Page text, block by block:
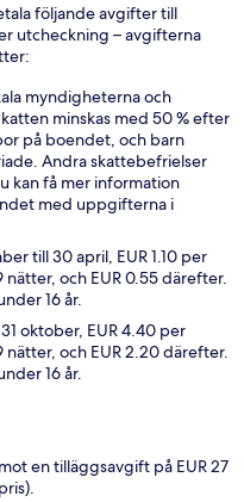
följande avgifter till
utcheckning – avgifterna
myndigheterna och
minskas med 50 % efter
på boendet, och barn
Andra skattebefrielser
kan få mer information
med uppgifterna i
till 30 april, EUR 1.10 per
och EUR 0.55 därefter.
16 år.
oktober, EUR 4.40 per
och EUR 2.20 därefter.
16 år.
en tilläggsavgift på EUR 27